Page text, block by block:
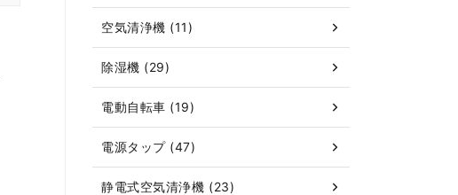
空気清浄機 (11)
除湿機 (29)
電動自転車 (19)
電源タップ (47)
静電式空気清浄機 (23)